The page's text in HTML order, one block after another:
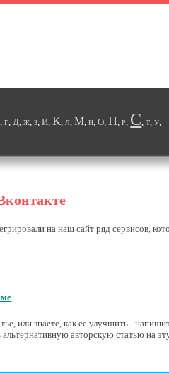
,Г,Д,Ж,З,И,К,Л,М,Н,О,П,Р, С,Т,У,
на наш сайт ряд сервисов,
или знаете, как ее улучшить -
авторскую статью на